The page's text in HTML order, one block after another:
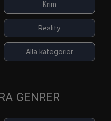
Krim
Reality
Alla kategorier
GENRER